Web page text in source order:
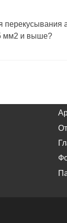
мм2 и выше?